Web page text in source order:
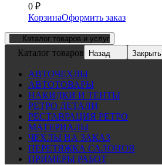
0 ₽
КорзинаОформить заказ
Каталог товаров и услуг
Каталог товаров Назад Закрыть
АВТОЧЕХЛЫ
АВТОТОВАРЫ
НАКИДКИ И ТЕНТЫ
РЕТРО ДЕТАЛИ
РЕСТАВРАЦИЯ РЕТРО
МАТЕРИАЛЫ
ЧЕХЛЫ НА ЗАКАЗ
ПЕРЕТЯЖКА САЛОНОВ
ПРИМЕРЫ РАБОТ